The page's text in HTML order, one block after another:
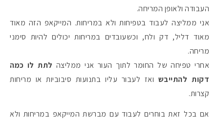
העבודה ולאופן המריחה.
אני ממליצה לעבוד בטפיחות ולא במריחות. המייקאפ הזה מאוד
מאוד דליל, דק ולח, וכשעובדים במריחות יכולים להיות סימני
מריחה.
אחרי טפיחה של החומר לתוך העור אני ממליצה לתת לו כמה
דקות להתייבש ואז לעבור עליו בתנועות סיבוביות או מריחות
קצרות.
אם בכל זאת בוחרים לעבוד עם מברשת המייקאפ במריחות ולא